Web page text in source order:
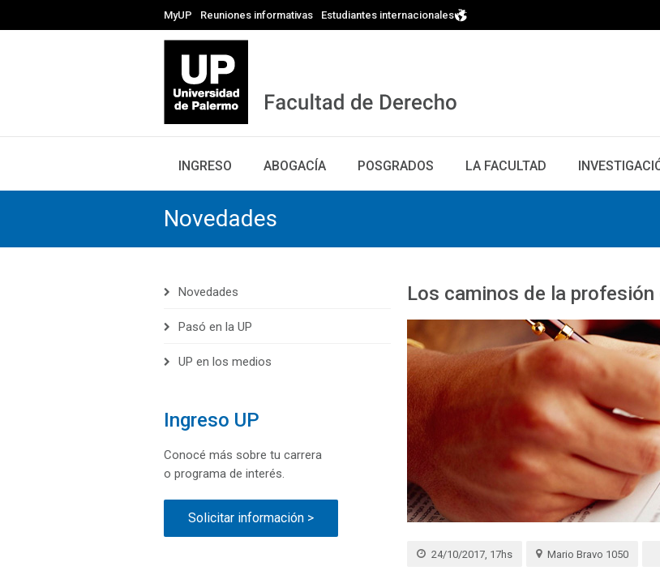
MyUP Reuniones informativas Estudiantes internacionales
INGRESO ABOGACÍA POSGRADOS LA FACULTAD
Novedades
Los caminos de la profesión
24/10/2017, 17hs Mario Bravo 1050
Novedades
Pasó en la UP
UP en los medios
Ingreso UP
Conocé más sobre tu carrera
o programa de interés.
Solicitar información >